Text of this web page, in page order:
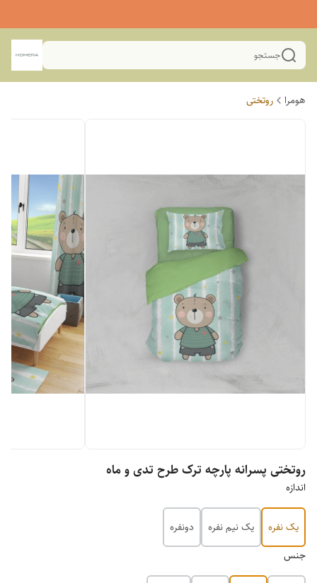
جستجو
هومرا روتختی
روتختی پسرانه پارچه ترک طرح تدی و ماه
اندازه
یک نفره یک نیم نفره
دونفره
جنس